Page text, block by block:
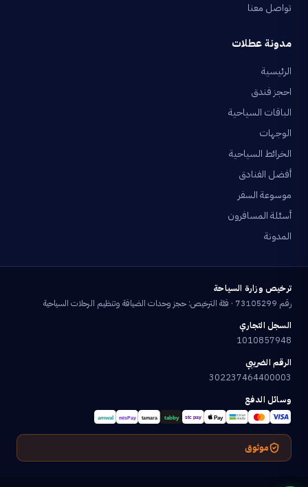
تواصل معنا
مدونة عطلات
الرئيسية
احجز فندق
الباقات السياحية
الوجهات
الخرائط السياحية
أفضل الفنادق
موسوعة السفر
أسئلة المسافرون
المدونة
ترخيص وزارة السياحة
رقم 73105299 · فئة الترخيص: حجز وحدات الضيافة وتنظيم الرحلات السياحية
السجل التجاري
1010857948
الرقم الضريبي
302237464400003
وسائل الدفع
موثوق